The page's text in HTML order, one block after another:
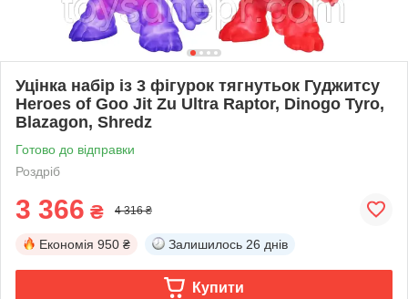
Уцінка набір із 3 фігурок тягнутьок Гуджитсу
Heroes of Goo Jit Zu Ultra Raptor, Dinogo Tyro,
Blazagon, Shredz
Готово до відправки
Роздріб
3 366 ₴ 4 316 ₴
Економія 950 ₴ Залишилось 26 днів
Купити